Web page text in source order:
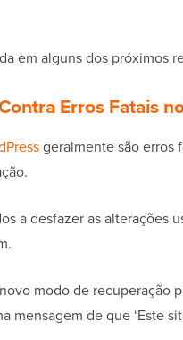
em alguns dos próximos
Erros Fatais
geralmente são erros
a desfazer as alterações
modo de recuperação
mensagem de que ‘Este